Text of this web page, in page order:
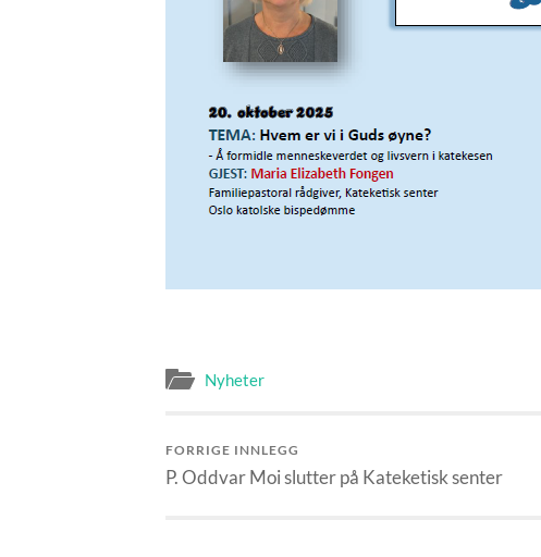
Nyheter
FORRIGE INNLEGG
P. Oddvar Moi slutter på Kateketisk senter